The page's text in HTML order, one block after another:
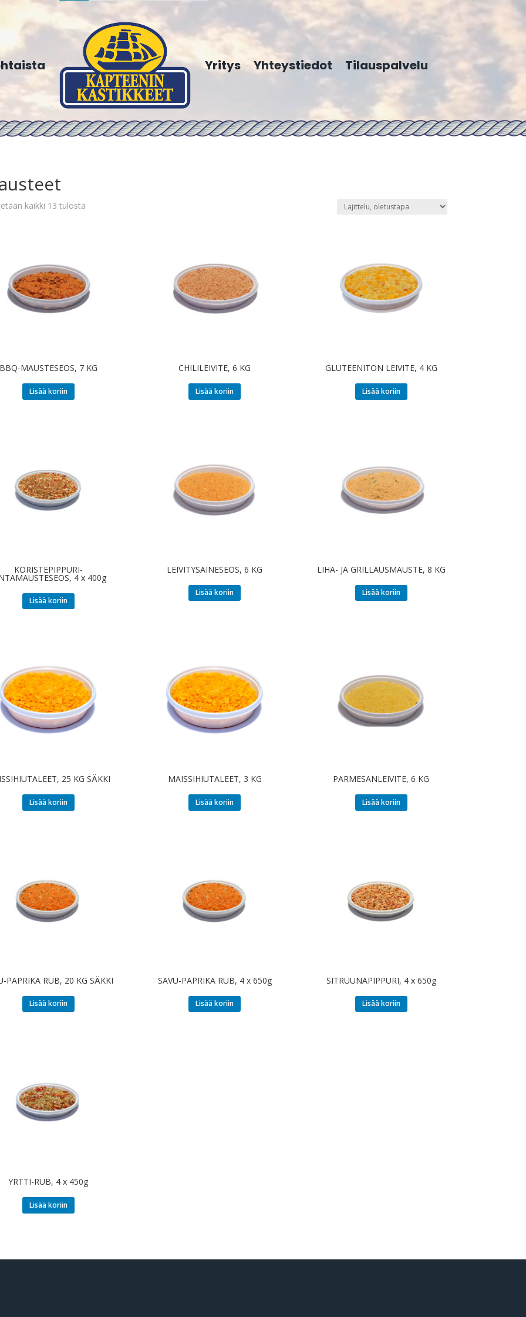
Yritys Yhteystiedot Tilauspalvelu
kaikki 13 tulosta
MAUSTESEOS, 7 KG
Lisää koriin
CHILILEIVITE, 6 KG
Lisää koriin
GLUTEENITON LEIVITE, 4 KG
Lisää koriin
KORISTEPIPPURI-
4 x 400g
Lisää koriin
LEIVITYSAINESEOS, 6 KG
Lisää koriin
LIHA- JA GRILLAUSMAUSTE, 8 KG
Lisää koriin
25 KG SÄKKI
Lisää koriin
MAISSIHIUTALEET, 3 KG
Lisää koriin
PARMESANLEIVITE, 6 KG
Lisää koriin
PAPRIKA RUB, 20 KG SÄKKI
Lisää koriin
SAVU-PAPRIKA RUB, 4 x 650g
Lisää koriin
SITRUUNAPIPPURI, 4 x 650g
Lisää koriin
YRTTI-RUB, 4 x 450g
Lisää koriin